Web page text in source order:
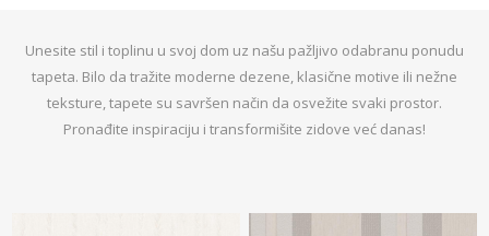
Unesite stil i toplinu u svoj dom uz našu pažljivo odabranu ponudu
tapeta. Bilo da tražite moderne dezene, klasične motive ili nežne
teksture, tapete su savršen način da osvežite svaki prostor.
Pronađite inspiraciju i transformišite zidove već danas!